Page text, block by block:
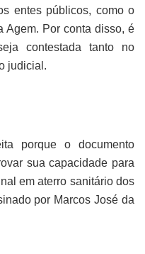
entes públicos, como o
Agem. Por conta disso, é
contestada tanto no
judicial.
porque o documento
sua capacidade para
em aterro sanitário dos
por Marcos José da